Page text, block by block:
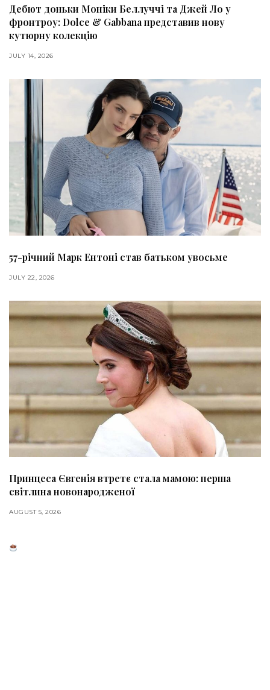
Дебют доньки Моніки Беллуччі та Джей Ло у
фронтроу: Dolce & Gabbana представив нову
кутюрну колекцію
JULY 14, 2026
57-річний Марк Ентоні став батьком увосьме
JULY 22, 2026
Принцеса Євгенія втретє стала мамою: перша
світлина новонародженої
AUGUST 5, 2026